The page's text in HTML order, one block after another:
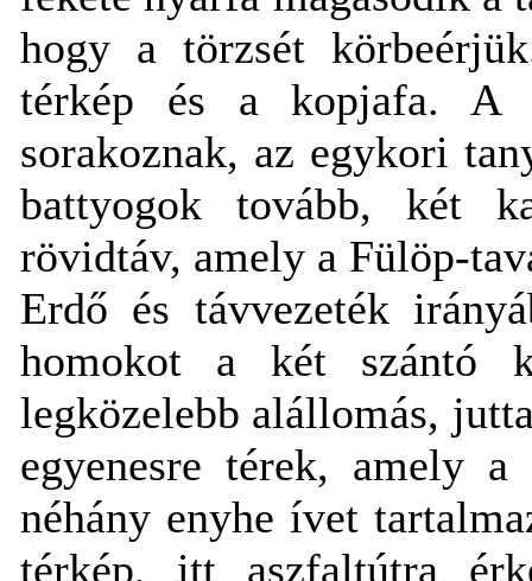
hogy a törzsét
térkép és a kopjafa. A
sorakoznak, az egykori
battyogok tovább, két
rövidtáv, amely a Fülöp-
Erdő és távvezeték
homokot a két szántó
legközelebb alállomás,
egyenesre térek, amely a
néhány enyhe ívet
térkép, itt aszfaltútra